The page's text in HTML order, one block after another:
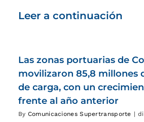
Leer a continuación
Las zonas portuarias de
movilizaron 85,8 millones
de carga, con un
frente al año anterior
By Comunicaciones Supertransporte |